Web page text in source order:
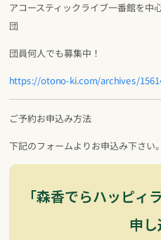
アコースティックライブ一番館を中
団
団員何人でも募集中！
https://otono-ki.com/archives/
ご予約お申込み方法
下記のフォームよりお申込み下さい
「森香でらハッピ
申